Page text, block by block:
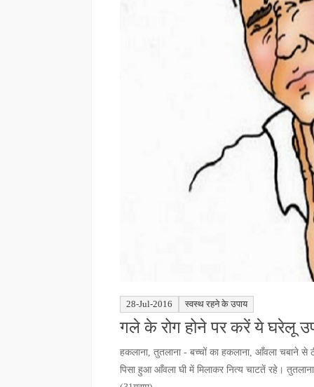
28-Jul-2016 स्वस्थ रहने के उपाय
गले के रोग होने पर करें ये घरेलू
हकलाना, तुतलाना - बच्चों का हकलाना, आँवला चबाने
पिसा हुआ आँवला घी में मिलाकर नित्य चाटतें रहे।